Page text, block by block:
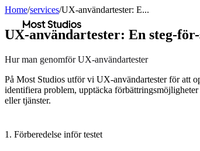
Most Studios
Home/services/UX-användartester: E...
UX-användartester: En steg-
Hur man genomför UX-användartester
På Most Studios utför vi UX-användartester för att
identifiera problem, upptäcka
eller tjänster.
1. Förberedelse inför testet